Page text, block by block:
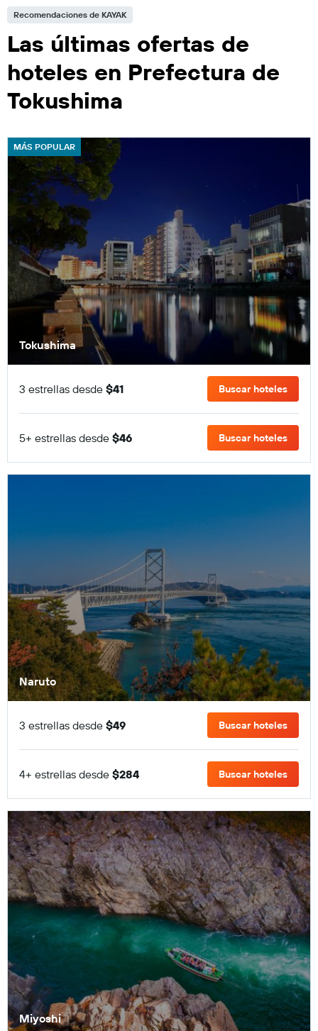
Recomendaciones de KAYAK
Las últimas ofertas de
hoteles en Prefectura de
Tokushima
MÁS POPULAR
Tokushima
3 estrellas desde $41 Buscar hoteles
5+ estrellas desde $46 Buscar hoteles
Naruto
3 estrellas desde $49 Buscar hoteles
4+ estrellas desde $284 Buscar hoteles
Miyoshi